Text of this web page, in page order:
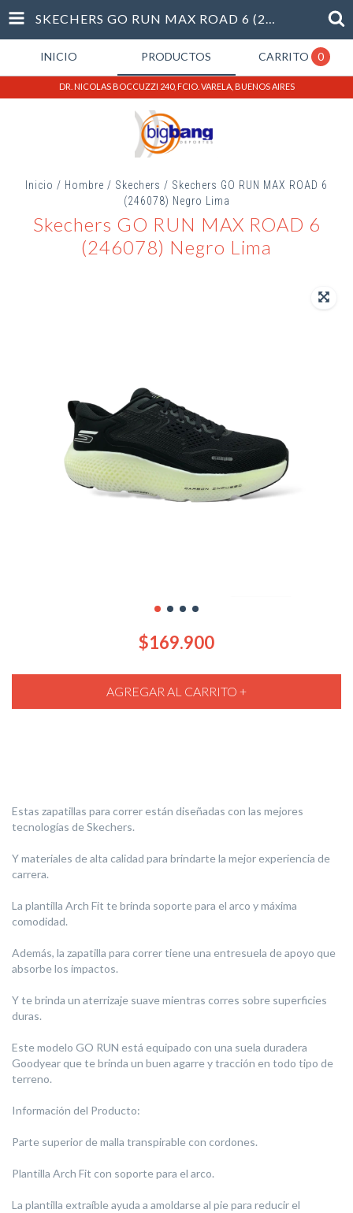
SKECHERS GO RUN MAX ROAD 6 (246078) NEGRO LIMA
INICIO PRODUCTOS CARRITO 0
DR. NICOLAS BOCCUZZI 240, FCIO. VARELA, BUENOS AIRES
Inicio / Hombre / Skechers / Skechers GO RUN MAX ROAD 6
(246078) Negro Lima
Skechers GO RUN MAX ROAD 6
(246078) Negro Lima
$169.900
Estas zapatillas para correr están diseñadas con las mejores
tecnologías de Skechers.
Y materiales de alta calidad para brindarte la mejor experiencia de
carrera.
La plantilla Arch Fit te brinda soporte para el arco y máxima
comodidad.
Además, la zapatilla para correr tiene una entresuela de apoyo que
absorbe los impactos.
Y te brinda un aterrizaje suave mientras corres sobre superficies
duras.
Este modelo GO RUN está equipado con una suela duradera
Goodyear que te brinda un buen agarre y tracción en todo tipo de
terreno.
Información del Producto:
Parte superior de malla transpirable con cordones.
Plantilla Arch Fit con soporte para el arco.
La plantilla extraíble ayuda a amoldarse al pie para reducir el